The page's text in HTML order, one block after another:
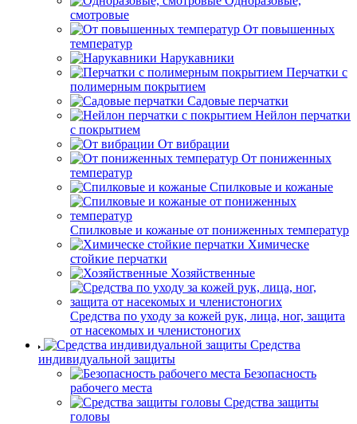
смотровые
От повышенных
температур
Нарукавники
Перчатки с
полимерным покрытием
Садовые перчатки
Нейлон перчатки
с покрытием
От вибрации
От пониженных
температур
Спилковые и кожаные
Спилковые и кожаные от пониженных температур
Химическе
стойкие перчатки
Хозяйственные
Средства по уходу за кожей рук, лица, ног, защита
от насекомых и членистоногих
Средства
индивидуальной защиты
Безопасность
рабочего места
Средства защиты
головы